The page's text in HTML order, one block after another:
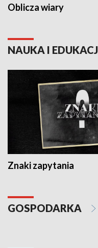
Oblicza wiary
NAUKA I
Znaki zapytania
GOSPODARKA